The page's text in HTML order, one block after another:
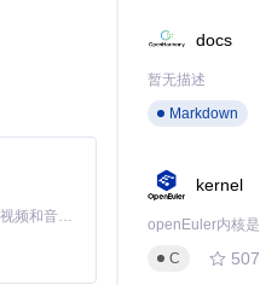
MiniMax H3 是一个通用的全模态生成系统。它支持对由文本、图像、视频和音频组成的多模态上下文进行统一理解，并能生成分辨率高达 2K、时长可达 15 秒的带原生立体声音频的视频。得益于面向任务泛化的系统设计，H3 在预训练阶段就已具备广泛的多模态上下文理解与生成能力，能够出色地执行复杂的多模态指令。
docs
暂无描述
Markdown
kernel
C
507